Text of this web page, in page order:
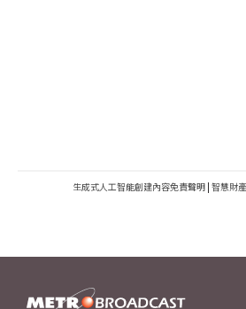
生成式人工智能創建內容免責聲明 | 智慧財